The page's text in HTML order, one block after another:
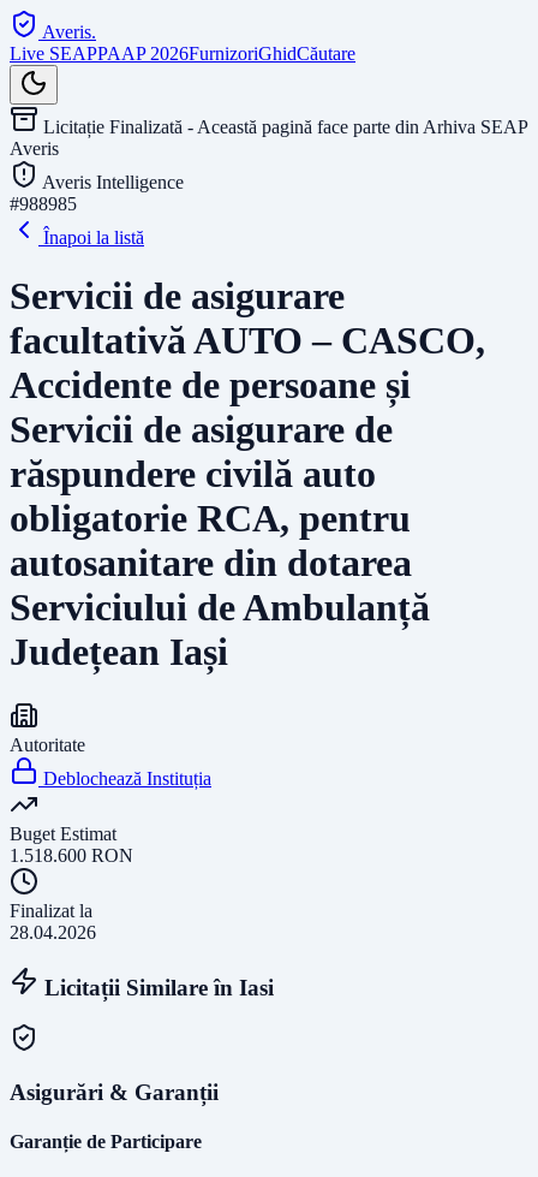
Averis.
Live SEAPPAAP 2026FurnizoriGhidCăutare
Licitație Finalizată - Această pagină face parte din Arhiva SEAP
Averis
Averis Intelligence
#988985
Înapoi la listă
Servicii de asigurare
facultativă AUTO – CASCO,
Accidente de persoane și
Servicii de asigurare de
răspundere civilă auto
obligatorie RCA, pentru
autosanitare din dotarea
Serviciului de Ambulanță
Județean Iași
Autoritate
Deblochează Instituția
Buget Estimat
1.518.600 RON
Finalizat la
28.04.2026
Licitații Similare în Iasi
Asigurări & Garanții
Garanție de Participare